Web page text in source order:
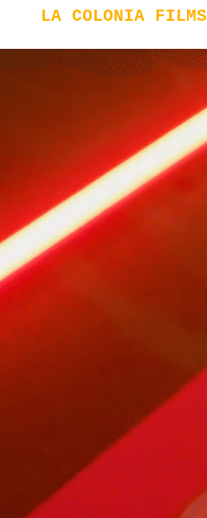
LA COLONIA FILMS